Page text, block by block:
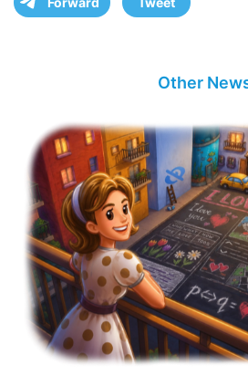
Other